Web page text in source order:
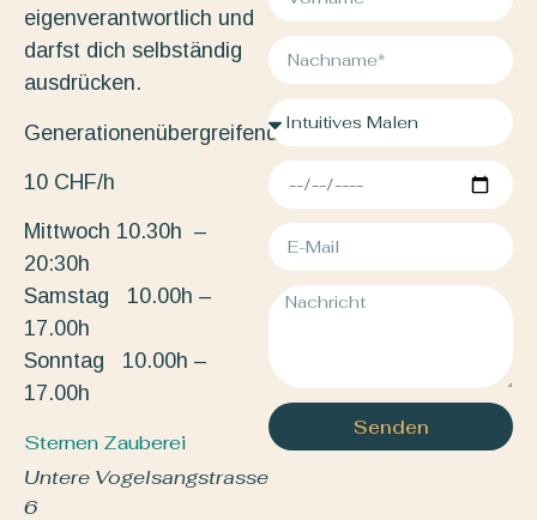
eigenverantwortlich und
darfst dich selbständig
ausdrücken.
Generationenübergreifend.
10 CHF/h
Mittwoch 10.30h –
20:30h
Samstag 10.00h –
17.00h
Sonntag 10.00h –
17.00h
Sternen Zauberei
Untere Vogelsangstrasse
6
Senden